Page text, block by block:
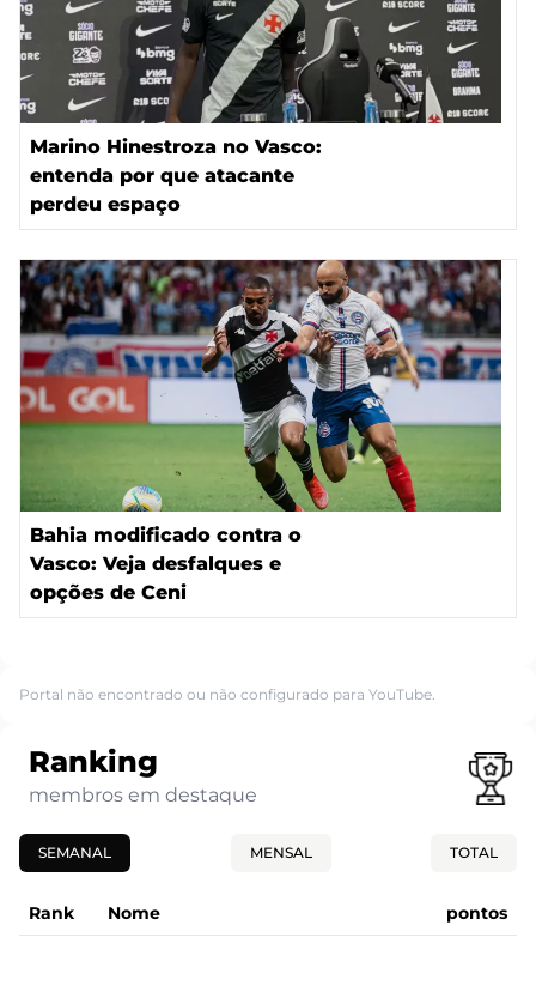
Marino Hinestroza no Vasco:
entenda por que atacante
perdeu espaço
Bahia modificado contra o
Vasco: Veja desfalques e
opções de Ceni
Portal não encontrado ou não configurado para YouTube.
Ranking
membros em destaque
SEMANAL MENSAL TOTAL
Rank Nome pontos